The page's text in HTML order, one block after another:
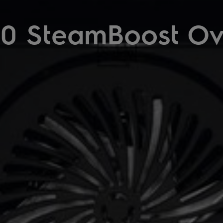
SteamBoost